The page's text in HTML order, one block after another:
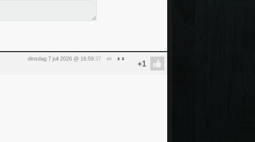
dinsdag 7 juli 2026 @ 16:59:37 #6